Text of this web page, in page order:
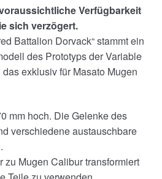
Verfügbarkeit
sich verzögert.
Battalion Dorvack“ stammt ein
des Prototyps der Variable
exklusiv für Masato Mugen
mm hoch. Die Gelenke des
verschiedene austauschbare
Mugen Calibur transformiert